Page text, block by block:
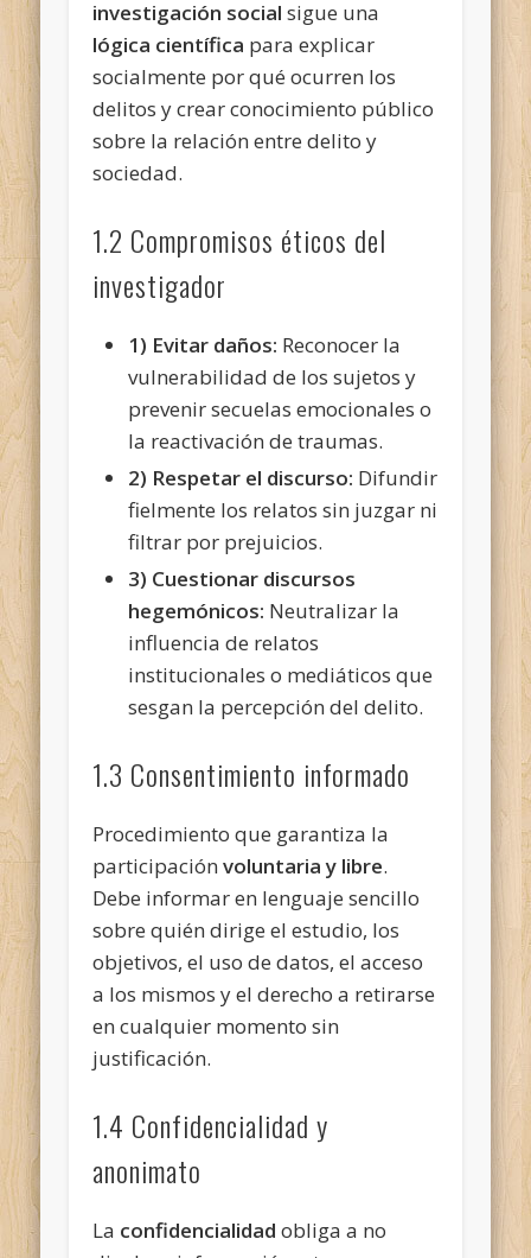
investigación social sigue una
lógica científica para explicar
socialmente por qué ocurren los
delitos y crear conocimiento público
sobre la relación entre delito y
sociedad.
1.2 Compromisos éticos del
investigador
1) Evitar daños: Reconocer la
vulnerabilidad de los sujetos y
prevenir secuelas emocionales o
la reactivación de traumas.
2) Respetar el discurso: Difundir
fielmente los relatos sin juzgar ni
filtrar por prejuicios.
3) Cuestionar discursos
hegemónicos: Neutralizar la
influencia de relatos
institucionales o mediáticos que
sesgan la percepción del delito.
1.3 Consentimiento informado
Procedimiento que garantiza la
participaciónvoluntaria y libre.
Debe informar en lenguaje sencillo
sobre quién dirige el estudio, los
objetivos, el uso de datos, el acceso
a los mismos y el derecho a retirarse
en cualquier momento sin
justificación.
1.4 Confidencialidad y
anonimato
La confidencialidad obliga a no